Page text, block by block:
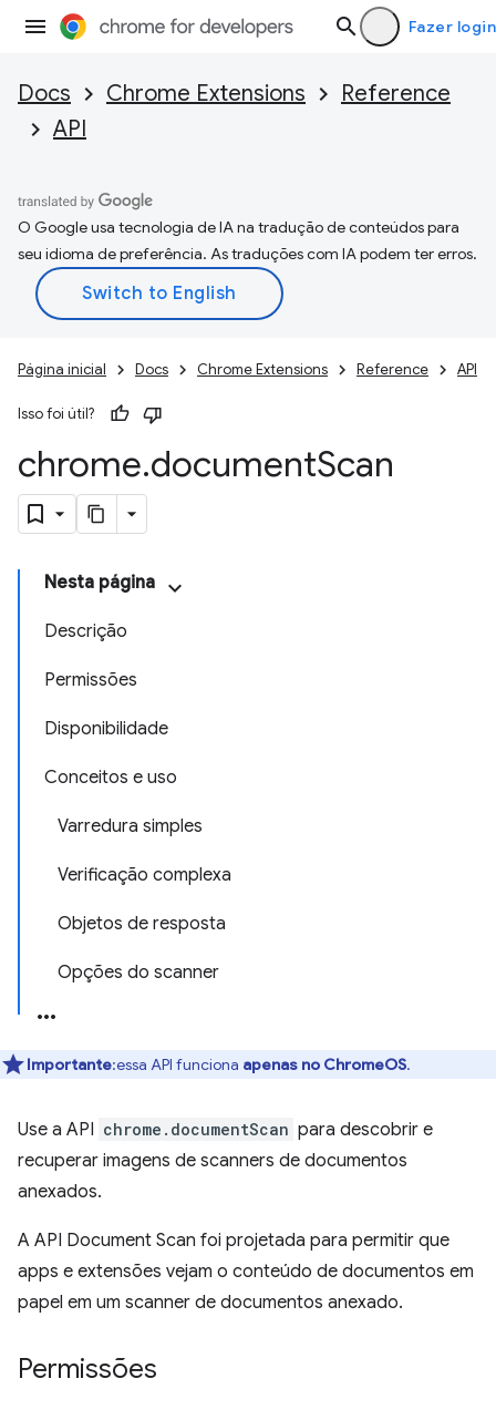
Fazer login
Docs Chrome Extensions
Reference
API
O Google usa tecnologia de IA na tradução de conteúdos para
seu idioma de preferência. As traduções com IA podem ter erros.
Página inicial Docs Chrome Extensions Reference API
Isso foi útil?
chrome.documentScan
Nesta página
Descrição
Permissões
Disponibilidade
Conceitos e uso
Varredura simples
Verificação complexa
Objetos de resposta
Opções do scanner
Importante:essa API funciona apenas no ChromeOS.
Use a API chrome.documentScan para descobrir e
recuperar imagens de scanners de documentos
anexados.
A API Document Scan foi projetada para permitir que
apps e extensões vejam o conteúdo de documentos em
papel em um scanner de documentos anexado.
Permissões